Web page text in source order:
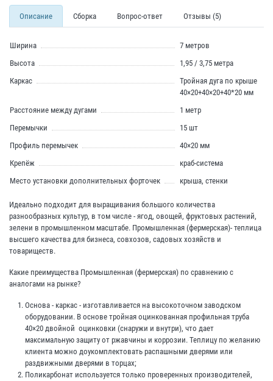
Описание Сборка Вопрос-ответ Отзывы (5)
Ширина
7 метров
Высота
1,95 / 3,75 метра
Каркас
Тройная дуга по крыше
40×20+40×20+40*20 мм
Расстояние между дугами
1 метр
Перемычки
15 шт
Профиль перемычек
40×20 мм
Крепёж
краб-система
Место установки дополнительных форточек
крыша, стенки
Идеально подходит для выращивания большого количества
разнообразных культур, в том числе - ягод, овощей, фруктовых растений,
зелени в промышленном масштабе. Промышленная (фермерская)- теплица
высшего качества для бизнеса, совхозов, садовых хозяйств и
товариществ.
Какие преимущества Промышленная (фермерская) по сравнению с
аналогами на рынке?
Основа - каркас - изготавливается на высокоточном заводском
оборудовании. В основе тройная оцинкованная профильная труба
40×20 двойной оцинковки (снаружи и внутри), что дает
максимальную защиту от ржавчины и коррозии. Теплицу по желанию
клиента можно доукомплектовать распашными дверями или
раздвижными дверями в торцах;
Поликарбонат используется только проверенных производителей,